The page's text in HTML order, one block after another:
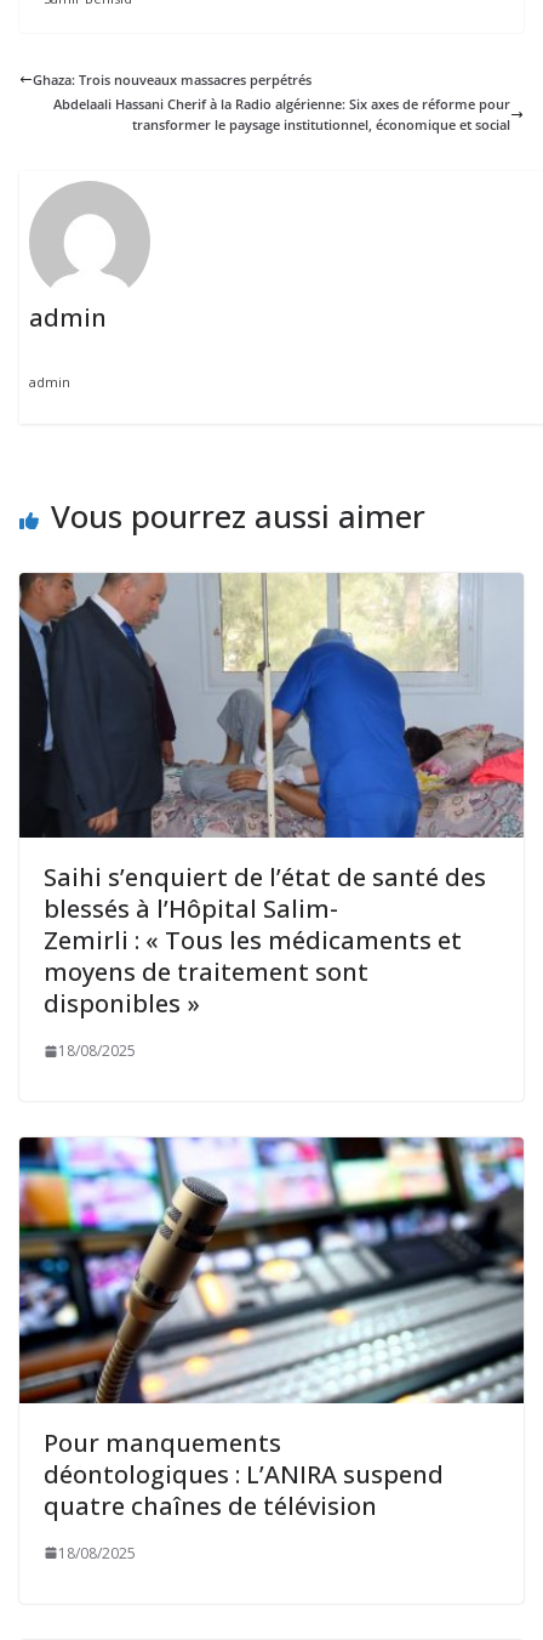
Ghaza: Trois nouveaux massacres perpétrés
Abdelaali Hassani Cherif à la Radio algérienne: Six axes de réforme pour
transformer le paysage institutionnel, économique et social
admin
admin
Vous pourrez aussi aimer
Saihi s’enquiert de l’état de santé des
blessés à l’Hôpital Salim-
Zemirli : « Tous les médicaments et
moyens de traitement sont
disponibles »
18/08/2025
Pour manquements
déontologiques : L’ANIRA suspend
quatre chaînes de télévision
18/08/2025